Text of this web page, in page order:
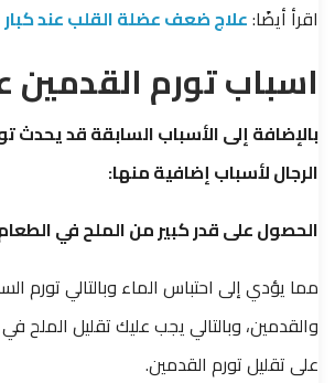
اقرأ أيضًا:علاج ضعف عضلة القلب عند
اسباب تورم القدمين
بالإضافة إلى الأسباب السابقة قد يحدث
الرجال لأسباب إضافية منها:
الحصول على قدر كبير من الملح في
مما يؤدي إلى احتباس الماء وبالتالي تورم
والقدمين، وبالتالي يجب عليك تقليل الملح
على تقليل تورم القدمين.